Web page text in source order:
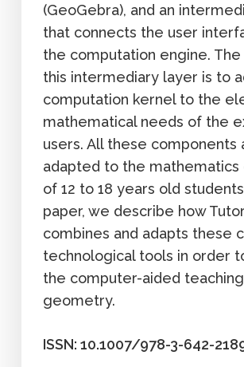
(GeoGebra), and an
that connects the user
the computation engine.
this intermediary layer is to
computation kernel to the
mathematical needs of the
users. All these components
adapted to the mathematics
of 12 to 18 years old
paper, we describe how
combines and adapts these
technological tools in order
the computer-aided
geometry.
ISSN: 10.1007/978-3-642-